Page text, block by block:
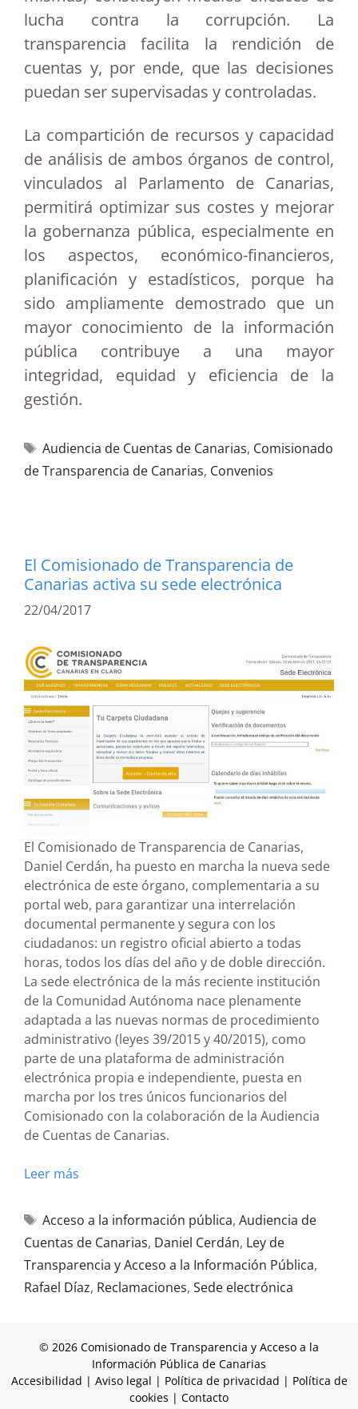
lucha contra la corrupción. La
transparencia facilita la rendición de
cuentas y, por ende, que las decisiones
puedan ser supervisadas y controladas.
La compartición de recursos y capacidad
de análisis de ambos órganos de control,
vinculados al Parlamento de Canarias,
permitirá optimizar sus costes y mejorar
la gobernanza pública, especialmente en
los aspectos, económico-financieros,
planificación y estadísticos, porque ha
sido ampliamente demostrado que un
mayor conocimiento de la información
pública contribuye a una mayor
integridad, equidad y eficiencia de la
gestión.
Audiencia de Cuentas de Canarias, Comisionado
de Transparencia de Canarias, Convenios
El Comisionado de Transparencia de
Canarias activa su sede electrónica
22/04/2017
El Comisionado de Transparencia de Canarias,
Daniel Cerdán, ha puesto en marcha la nueva sede
electrónica de este órgano, complementaria a su
portal web, para garantizar una interrelación
documental permanente y segura con los
ciudadanos: un registro oficial abierto a todas
horas, todos los días del año y de doble dirección.
La sede electrónica de la más reciente institución
de la Comunidad Autónoma nace plenamente
adaptada a las nuevas normas de procedimiento
administrativo (leyes 39/2015 y 40/2015), como
parte de una plataforma de administración
electrónica propia e independiente, puesta en
marcha por los tres únicos funcionarios del
Comisionado con la colaboración de la Audiencia
de Cuentas de Canarias.
Leer más
Acceso a la información pública, Audiencia de
Cuentas de Canarias, Daniel Cerdán, Ley de
Transparencia y Acceso a la Información Pública,
Rafael Díaz, Reclamaciones, Sede electrónica
© 2026 Comisionado de Transparencia y Acceso a la
Información Pública de Canarias
Accesibilidad | Aviso legal | Política de privacidad | Política de
cookies | Contacto